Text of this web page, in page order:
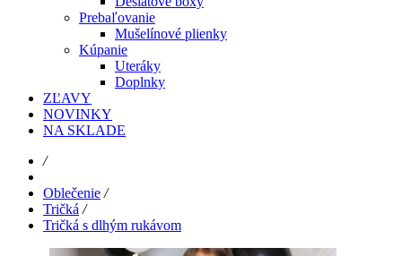
Prebaľovanie
Mušelínové plienky
Kúpanie
Uteráky
Doplnky
ZĽAVY
NOVINKY
NA SKLADE
/
Oblečenie /
Tričká /
Tričká s dlhým rukávom